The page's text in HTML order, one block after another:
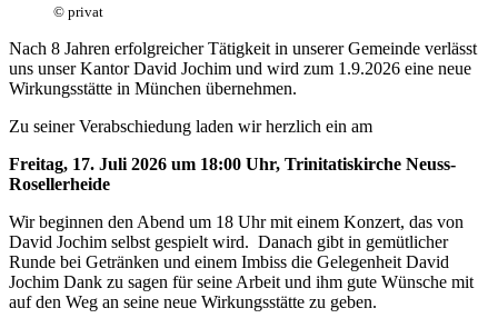
© privat
Nach 8 Jahren erfolgreicher Tätigkeit in unserer Gemeinde verlässt
uns unser Kantor David Jochim und wird zum 1.9.2026 eine neue
Wirkungsstätte in München übernehmen.
Zu seiner Verabschiedung laden wir herzlich ein am
Freitag, 17. Juli 2026 um 18:00 Uhr, Trinitatiskirche Neuss-
Rosellerheide
Wir beginnen den Abend um 18 Uhr mit einem Konzert, das von
David Jochim selbst gespielt wird. Danach gibt in gemütlicher
Runde bei Getränken und einem Imbiss die Gelegenheit David
Jochim Dank zu sagen für seine Arbeit und ihm gute Wünsche mit
auf den Weg an seine neue Wirkungsstätte zu geben.